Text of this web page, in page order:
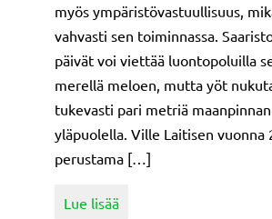
myös ympäristövastuullisuus,
vahvasti sen toiminnassa.
päivät voi viettää luontopoluilla
merellä meloen, mutta yöt
tukevasti pari metriä maanpinnan
yläpuolella. Ville Laitisen vuonna
perustama […]
Lue lisääabout Natureffect